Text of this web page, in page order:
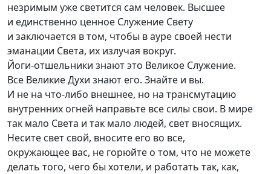
незримым уже светится сам человек. Высшее
и единственно ценное Служение Свету
и заключается в том, чтобы в ауре своей нести
эманации Света, их излучая вокруг.
Йоги-отшельники знают это Великое Служение.
Все Великие Духи знают его. Знайте и вы.
И не на что-либо внешнее, но на трансмутацию
внутренних огней направьте все силы свои. В мире
так мало Света и так мало людей, свет вносящих.
Несите свет свой, вносите его во все,
окружающее вас, не горюйте о том, что не можете
делать того, чего бы хотели, и работать так, как,